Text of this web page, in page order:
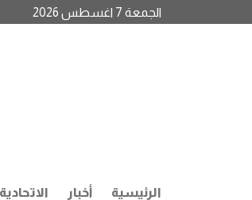
الجمعة 7 اغسطس 2026
الرئيسية أخبار الاتحادية